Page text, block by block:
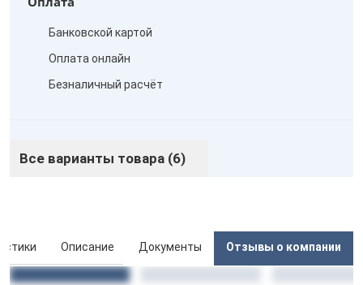
Банковской картой
Оплата онлайн
Безналичный расчёт
Все варианты товара (6)
Описание Документы Отзывы о компании